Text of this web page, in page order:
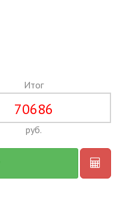
Итог
70686
руб.